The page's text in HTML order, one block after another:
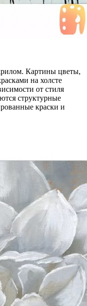
Картины цветы,
на холсте
от стиля
структурные
краски и